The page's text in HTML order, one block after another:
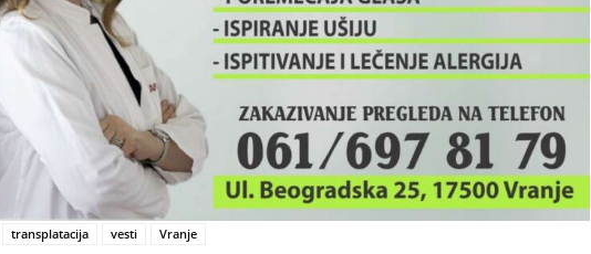
transplatacija vesti Vranje